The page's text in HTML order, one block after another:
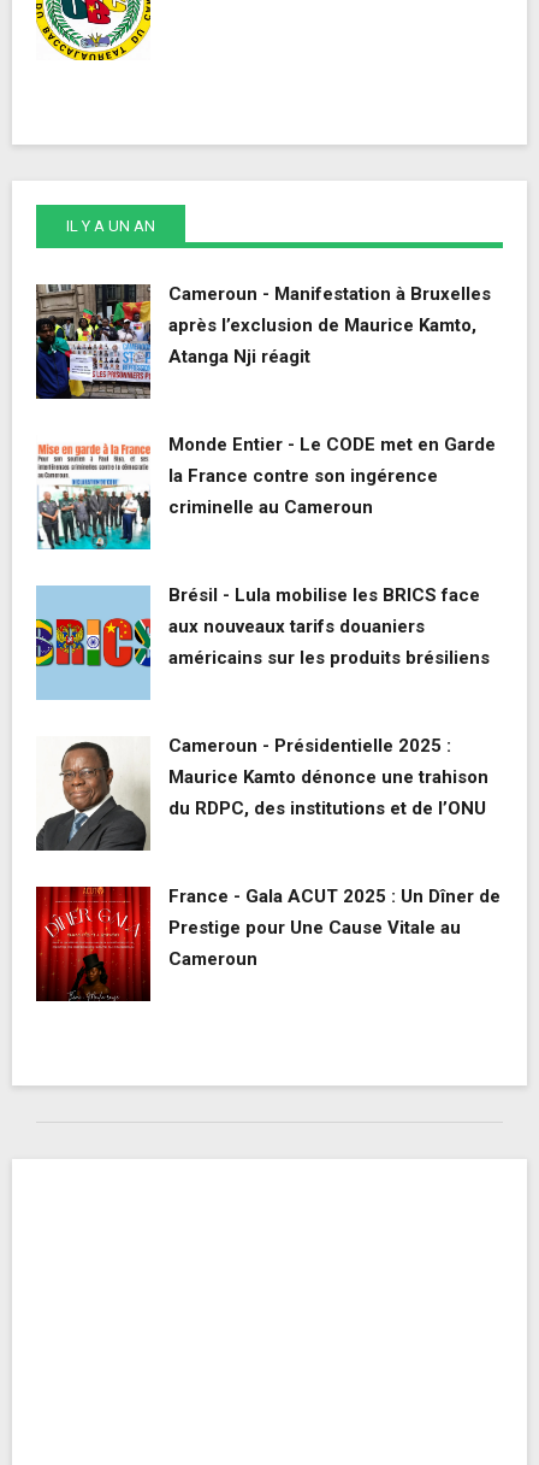
IL Y A UN AN
Cameroun - Manifestation à Bruxelles
après l’exclusion de Maurice Kamto,
Atanga Nji réagit
Monde Entier - Le CODE met en Garde
la France contre son ingérence
criminelle au Cameroun
Brésil - Lula mobilise les BRICS face
aux nouveaux tarifs douaniers
américains sur les produits brésiliens
Cameroun - Présidentielle 2025 :
Maurice Kamto dénonce une trahison
du RDPC, des institutions et de l’ONU
France - Gala ACUT 2025 : Un Dîner de
Prestige pour Une Cause Vitale au
Cameroun